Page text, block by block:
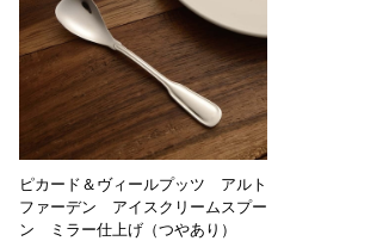
ピカード＆ヴィールプッツ アルト
ファーデン アイスクリームスプー
ン ミラー仕上げ（つやあり）